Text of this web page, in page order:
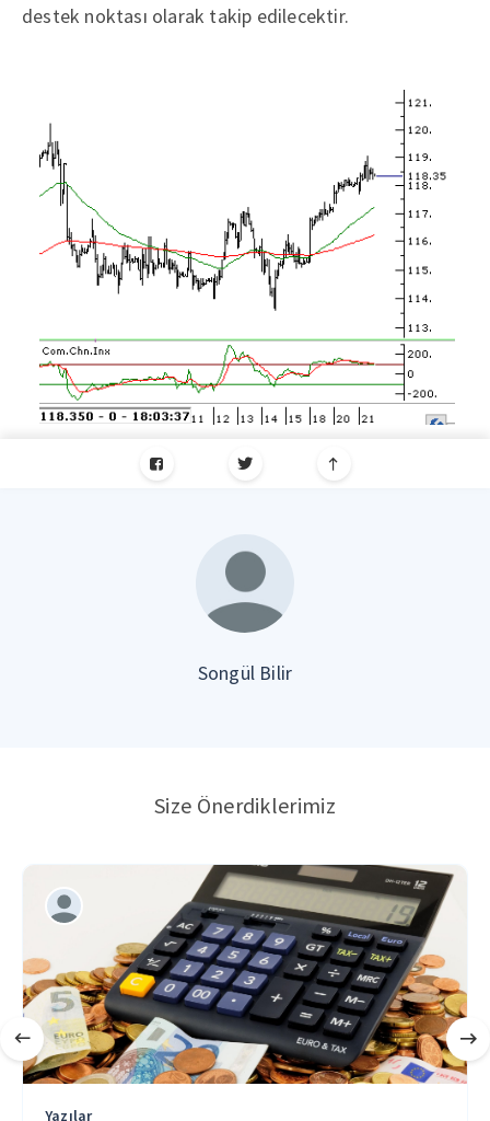
destek noktası olarak takip edilecektir.
Songül Bilir
Size Önerdiklerimiz
Yazılar